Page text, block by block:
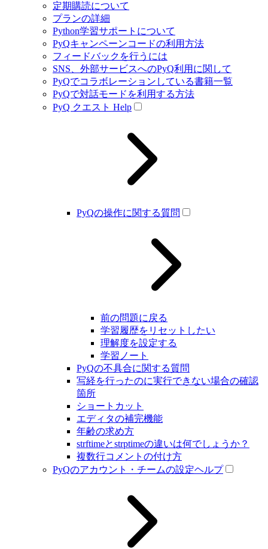
定期購読について
プランの詳細
Python学習サポートについて
PyQキャンペーンコードの利用方法
フィードバックを行うには
SNS、外部サービスへのPyQ利用に関して
PyQでコラボレーションしている書籍一覧
PyQで対話モードを利用する方法
PyQ クエスト Help
PyQの操作に関する質問
前の問題に戻る
学習履歴をリセットしたい
理解度を設定する
学習ノート
PyQの不具合に関する質問
写経を行ったのに実行できない場合の確認
箇所
ショートカット
エディタの補完機能
年齢の求め方
strftimeとstrptimeの違いは何でしょうか？
複数行コメントの付け方
PyQのアカウント・チームの設定ヘルプ